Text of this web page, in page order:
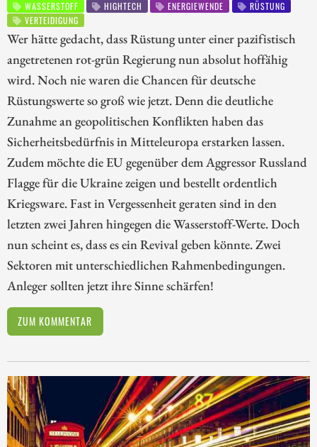
WASSERSTOFF HIGHTECH ENERGIEWENDE
RÜSTUNG
VERTEIDIGUNG
Wer hätte gedacht, dass Rüstung unter einer pazifistisch
angetretenen rot-grün Regierung nun absolut hoffähig
wird. Noch nie waren die Chancen für deutsche
Rüstungswerte so groß wie jetzt. Denn die deutliche
Zunahme an geopolitischen Konflikten haben das
Sicherheitsbedürfnis in Mitteleuropa erstarken lassen.
Zudem möchte die EU gegenüber dem Aggressor Russland
Flagge für die Ukraine zeigen und bestellt ordentlich
Kriegsware. Fast in Vergessenheit geraten sind in den
letzten zwei Jahren hingegen die Wasserstoff-Werte. Doch
nun scheint es, dass es ein Revival geben könnte. Zwei
Sektoren mit unterschiedlichen Rahmenbedingungen.
Anleger sollten jetzt ihre Sinne schärfen!
ZUM KOMMENTAR